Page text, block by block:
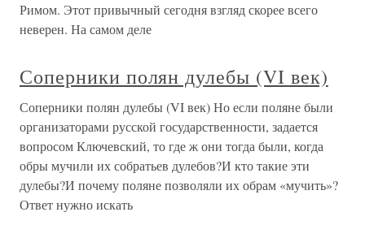
Римом. Этот привычный сегодня взгляд скорее всего
неверен. На самом деле
Соперники полян дулебы (VI век)
Соперники полян дулебы (VI век) Но если поляне были
организаторами русской государственности, задается
вопросом Ключевский, то где ж они тогда были, когда
обры мучили их собратьев дулебов?И кто такие эти
дулебы?И почему поляне позволяли их обрам «мучить»?
Ответ нужно искать